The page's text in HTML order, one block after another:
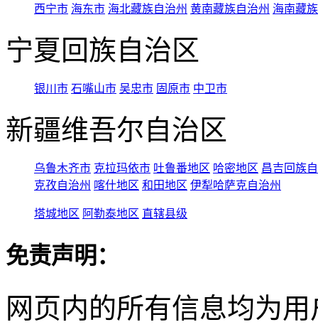
西宁市 海东市 海北藏族自治州 黄南藏族自治州 海南藏
宁夏回族自治区
银川市 石嘴山市 吴忠市 固原市 中卫市
新疆维吾尔自治区
乌鲁木齐市 克拉玛依市 吐鲁番地区 哈密地区 昌吉回族
克孜自治州 喀什地区 和田地区 伊犁哈萨克自治州
塔城地区 阿勒泰地区 直辖县级
免责声明：
网页内的所有信息均为